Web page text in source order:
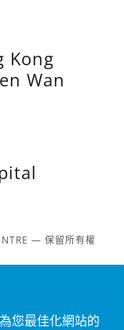
Kong
Wan
— 保留所有權
您最佳化網站的